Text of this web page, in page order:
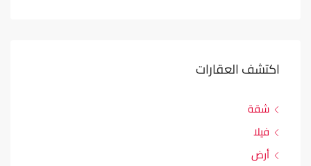
اكتشف العقارات
شقة
فيلا
أرض